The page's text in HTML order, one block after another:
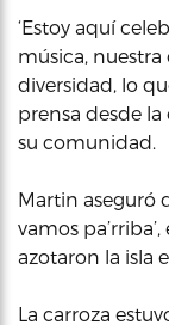
‘Estoy aquí
música,
diversidad, lo
prensa desde
su comunidad.
Martin aseguró
vamos
azotaron la isla
La carroza